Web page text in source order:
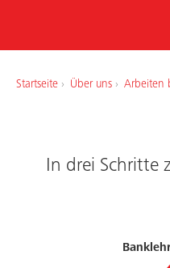
Startseite Über uns Arbeiten
In drei Schritte